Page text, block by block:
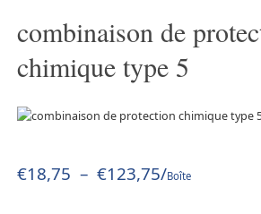
combinaison de
chimique type 5
€18,75 – €123,75/Boîte